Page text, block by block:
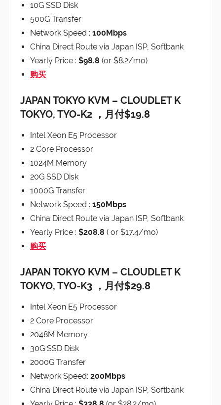
10G SSD Disk
500G Transfer
Network Speed : 100Mbps
China Direct Route via Japan ISP, Softbank
Yearly Price : $98.8 (or $8.2/mo)
购买
JAPAN TOKYO KVM – CLOUDLET K
TOKYO, TYO-K2 ，月付$19.8
Intel Xeon E5 Processor
2 Core Processor
1024M Memory
20G SSD Disk
1000G Transfer
Network Speed : 150Mbps
China Direct Route via Japan ISP, Softbank
Yearly Price : $208.8 ( or $17.4/mo)
购买
JAPAN TOKYO KVM – CLOUDLET K
TOKYO, TYO-K3 ，月付$29.8
Intel Xeon E5 Processor
2 Core Processor
2048M Memory
30G SSD Disk
2000G Transfer
Network Speed: 200Mbps
China Direct Route via Japan ISP, Softbank